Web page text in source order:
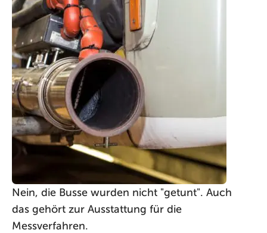
Nein, die Busse wurden nicht "getunt". Auch
das gehört zur Ausstattung für die
Messverfahren.